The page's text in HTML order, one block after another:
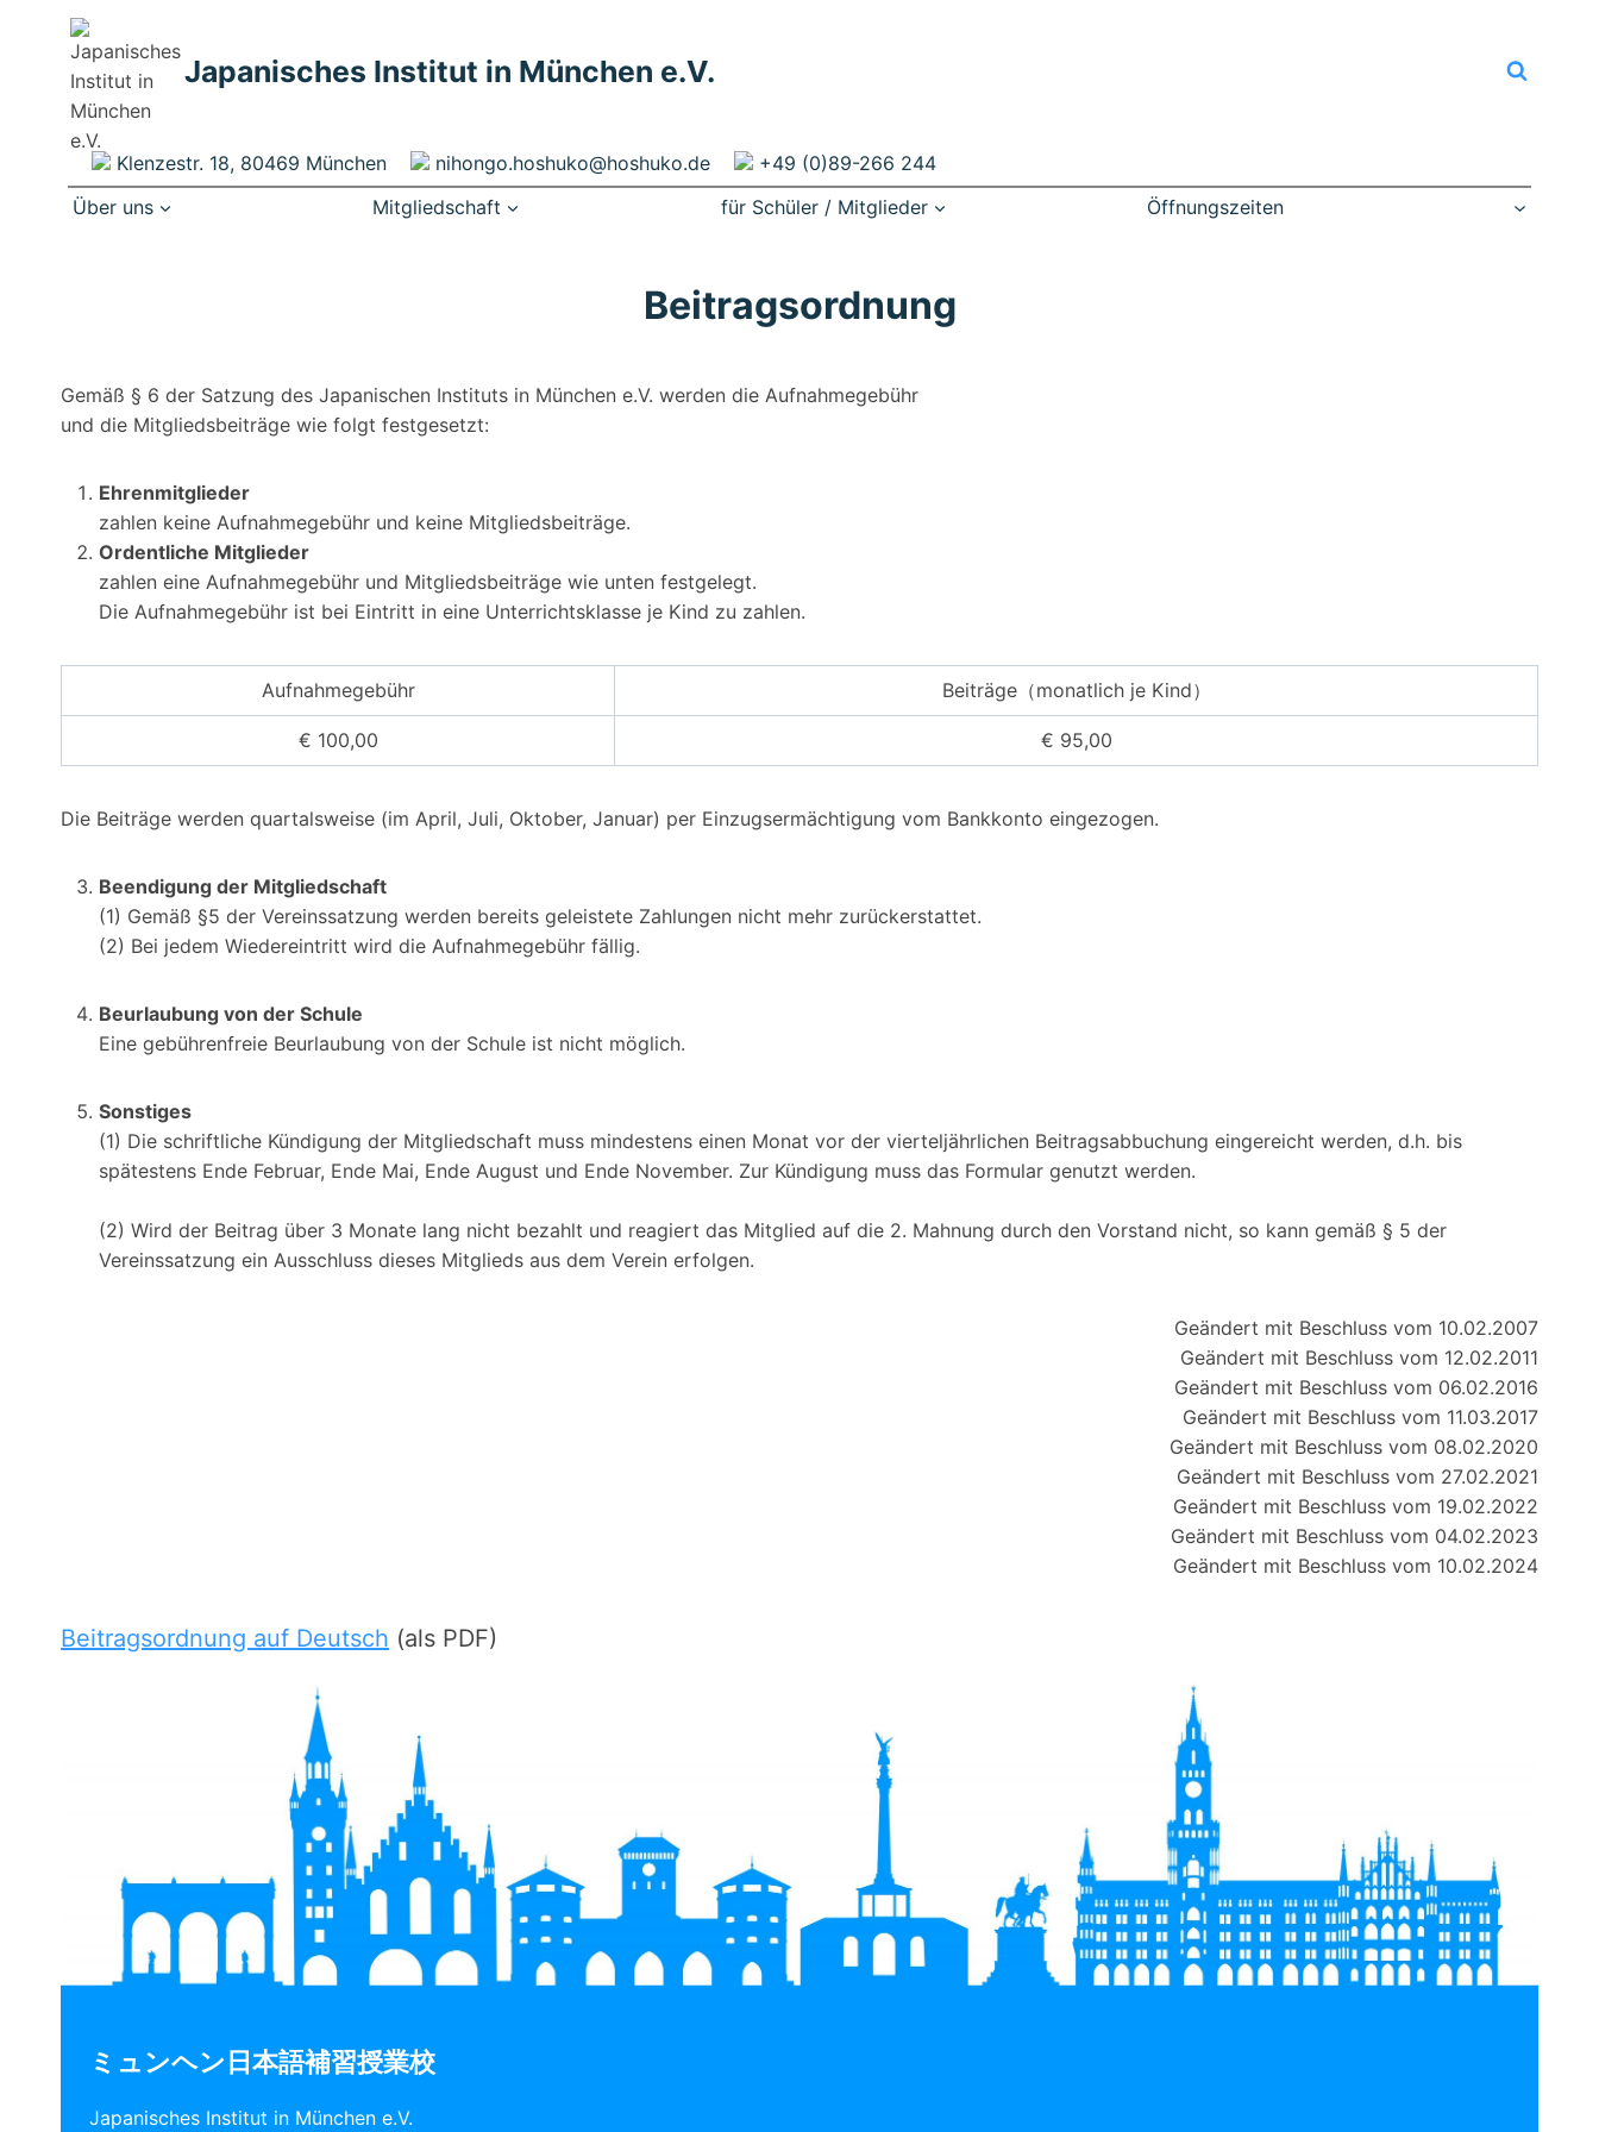
springen
Japanisches Institut in München e.V.
Klenzestr. 18, 80469 München nihongo.hoshuko@hoshuko.de
+49 (0)89-266 244
Über uns
Mitgliedschaft für Schüler / Mitglieder Öffnungszeiten
Beitragsordnung
Gemäß § 6 der Satzung des Japanischen Instituts in München e.V. werden die Aufnahmegebühr
und die Mitgliedsbeiträge wie folgt festgesetzt:
Ehrenmitglieder
zahlen keine Aufnahmegebühr und keine Mitgliedsbeiträge.
Ordentliche Mitglieder
zahlen eine Aufnahmegebühr und Mitgliedsbeiträge wie unten festgelegt.
Die Aufnahmegebühr ist bei Eintritt in eine Unterrichtsklasse je Kind zu zahlen.
Aufnahmegebühr Beiträge（monatlich je Kind）
€ 100,00 € 95,00
Die Beiträge werden quartalsweise (im April, Juli, Oktober, Januar) per Einzugsermächtigung vom Bankkonto eingezogen.
Beendigung der Mitgliedschaft
(1) Gemäß §5 der Vereinssatzung werden bereits geleistete Zahlungen nicht mehr zurückerstattet.
(2) Bei jedem Wiedereintritt wird die Aufnahmegebühr fällig.
Beurlaubung von der Schule
Eine gebührenfreie Beurlaubung von der Schule ist nicht möglich.
Sonstiges
(1) Die schriftliche Kündigung der Mitgliedschaft muss mindestens einen Monat vor der vierteljährlichen Beitragsabbuchung eingereicht werden, d.h. bis
spätestens Ende Februar, Ende Mai, Ende August und Ende November. Zur Kündigung muss das Formular genutzt werden.
(2) Wird der Beitrag über 3 Monate lang nicht bezahlt und reagiert das Mitglied auf die 2. Mahnung durch den Vorstand nicht, so kann gemäß § 5 der
Vereinssatzung ein Ausschluss dieses Mitglieds aus dem Verein erfolgen.
Geändert mit Beschluss vom 10.02.2007
Geändert mit Beschluss vom 12.02.2011
Geändert mit Beschluss vom 06.02.2016
Geändert mit Beschluss vom 11.03.2017
Geändert mit Beschluss vom 08.02.2020
Geändert mit Beschluss vom 27.02.2021
Geändert mit Beschluss vom 19.02.2022
Geändert mit Beschluss vom 04.02.2023
Geändert mit Beschluss vom 10.02.2024
Beitragsordnung auf Deutsch (als PDF)
ミュンヘン日本語補習授業校
Japanisches Institut in München e.V.